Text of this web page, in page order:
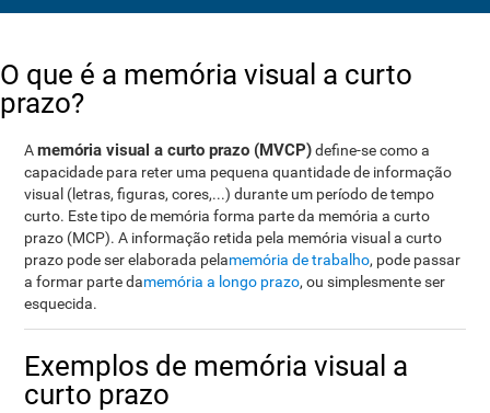
O que é a memória visual a curto
prazo?
Amemória visual a curto prazo (MVCP)define-se como a
capacidade para reter uma pequena quantidade de informação
visual (letras, figuras, cores,...) durante um período de tempo
curto. Este tipo de memória forma parte da memória a curto
prazo (MCP). A informação retida pela memória visual a curto
prazo pode ser elaborada pelamemória de trabalho, pode passar
a formar parte damemória a longo prazo, ou simplesmente ser
esquecida.
Exemplos de memória visual a
curto prazo